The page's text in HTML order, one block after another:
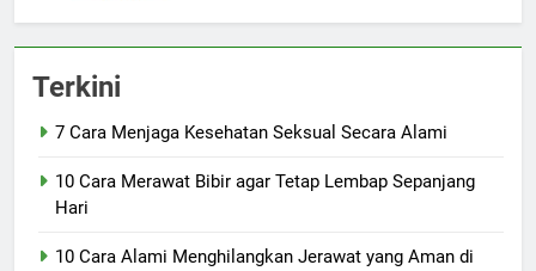
Terkini
7 Cara Menjaga Kesehatan Seksual Secara Alami
10 Cara Merawat Bibir agar Tetap Lembap Sepanjang
Hari
10 Cara Alami Menghilangkan Jerawat yang Aman di